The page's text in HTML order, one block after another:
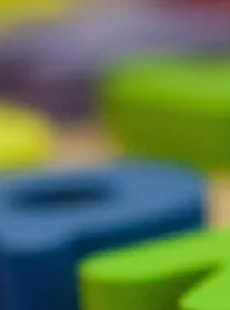
standartų
dažniausiai yra naudojama:
Lauko sporto
/Apsauginė lauko